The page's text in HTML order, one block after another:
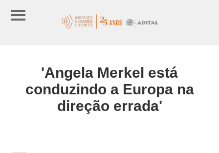
'Angela Merkel está
conduzindo a Europa na
direção errada'